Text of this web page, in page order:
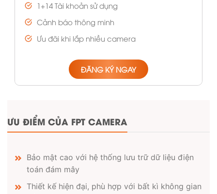
1+14 Tài khoản sử dụng
Cảnh báo thông minh
Ưu đãi khi lắp nhiều camera
ĐĂNG KÝ NGAY
ƯU ĐIỂM CỦA FPT CAMERA
Bảo mật cao với hệ thống lưu trữ dữ liệu điện
toán đám mây
Thiết kế hiện đại, phù hợp với bất kì không gian